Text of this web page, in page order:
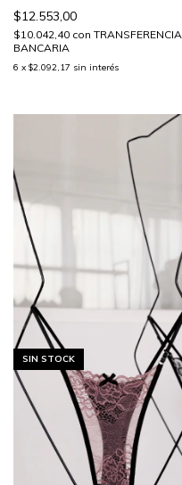
$12.553,00
$10.042,40 con TRANSFERENCIA
BANCARIA
6 x $2.092,17 sin interés
SIN STOCK